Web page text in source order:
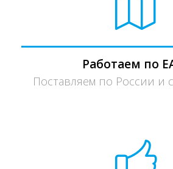
Работаем по
Поставляем по России и